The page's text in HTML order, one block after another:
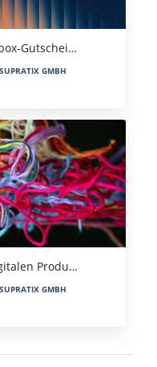
Gutschei…
GMBH
Produ…
GMBH